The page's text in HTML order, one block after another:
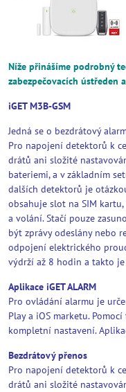
Níže přinášíme podrobný
zabezpečovacích ústředen
iGET M3B-GSM
Jedná se o bezdrátový
Pro napojení detektorů k
drátů ani složité
bateriemi, a v základním
dalších detektorů je
obsahuje slot na SIM
a volání. Stačí pouze
být zprávy odeslány nebo
odpojení elektrického
výdrží až 8 hodin a takto
Aplikace iGET ALARM
Pro ovládání alarmu je
Play a iOS marketu.
kompletní nastavení.
Bezdrátový přenos
Pro napojení detektorů k
drátů ani složité